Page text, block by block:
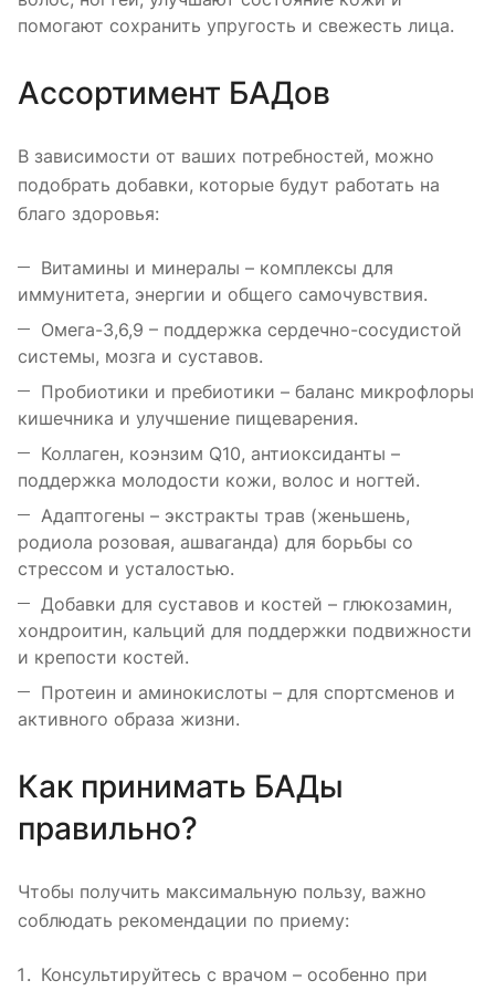
помогают сохранить упругость и свежесть лица.
Ассортимент БАДов
В зависимости от ваших потребностей, можно
подобрать добавки, которые будут работать на
благо здоровья:
Витамины и минералы – комплексы для
иммунитета, энергии и общего самочувствия.
Омега-3,6,9 – поддержка сердечно-сосудистой
системы, мозга и суставов.
Пробиотики и пребиотики – баланс микрофлоры
кишечника и улучшение пищеварения.
Коллаген, коэнзим Q10, антиоксиданты –
поддержка молодости кожи, волос и ногтей.
Адаптогены – экстракты трав (женьшень,
родиола розовая, ашваганда) для борьбы со
стрессом и усталостью.
Добавки для суставов и костей – глюкозамин,
хондроитин, кальций для поддержки подвижности
и крепости костей.
Протеин и аминокислоты – для спортсменов и
активного образа жизни.
Как принимать БАДы
правильно?
Чтобы получить максимальную пользу, важно
соблюдать рекомендации по приему:
Консультируйтесь с врачом – особенно при